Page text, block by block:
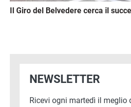
Il Giro del Belvedere cerca il
NEWSLETTER
Ricevi ogni martedì il meglio